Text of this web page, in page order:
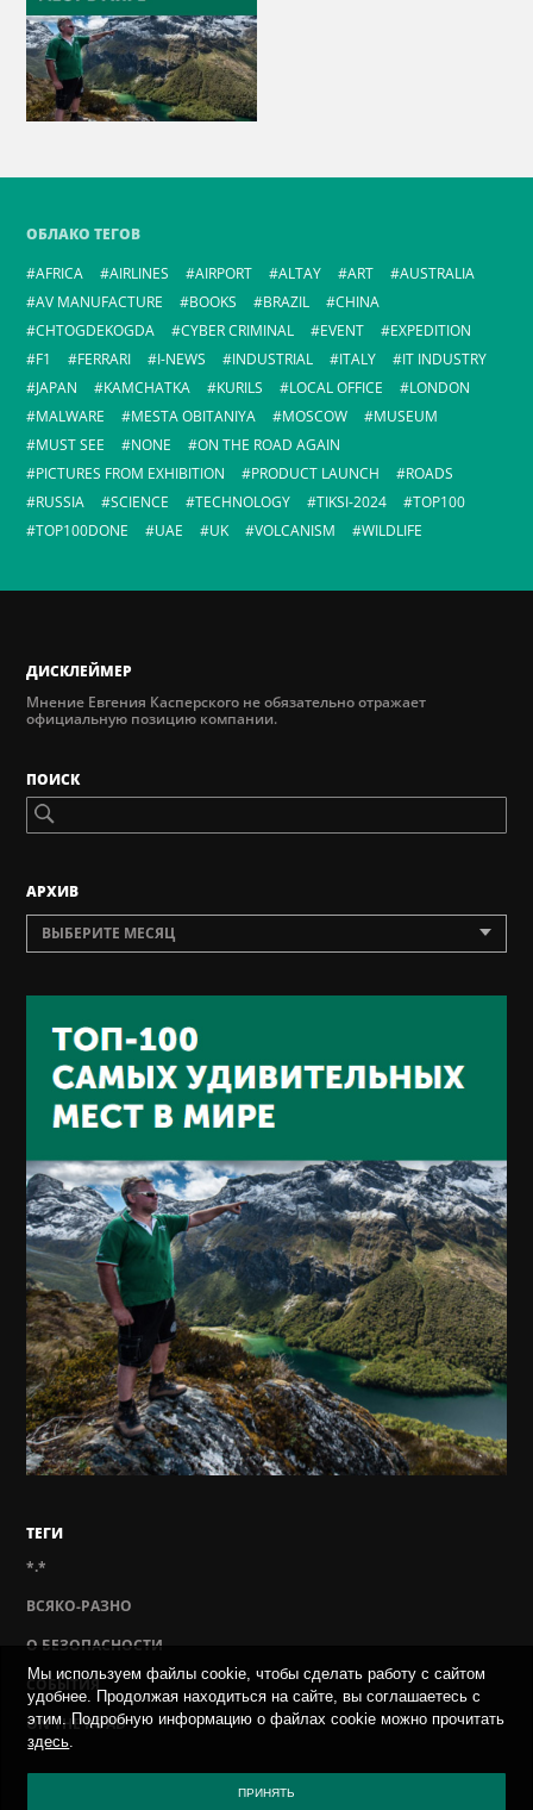
ОБЛАКО ТЕГОВ
AFRICA
AIRLINES AIRPORT ALTAY ART
AUSTRALIA
AV MANUFACTURE
BOOKS BRAZIL
CHINA
CHTOGDEKOGDA
CYBER CRIMINAL EVENT
EXPEDITION
F1
FERRARI I-NEWS INDUSTRIAL ITALY
IT INDUSTRY
JAPAN
KAMCHATKA KURILS LOCAL OFFICE
LONDON
MALWARE
MESTA OBITANIYA MOSCOW
MUSEUM
MUST SEE
NONE
ON THE ROAD AGAIN
PICTURES FROM EXHIBITION
PRODUCT LAUNCH
ROADS
RUSSIA
SCIENCE TECHNOLOGY TIKSI-2024
TOP100
TOP100DONE
UAE UK VOLCANISM WILDLIFE
ДИСКЛЕЙМЕР
Мнение Евгения Касперского не обязательно отражает
официальную позицию компании.
ПОИСК
AРХИВ
ВЫБЕРИТЕ МЕСЯЦ
ТЕГИ
*.*
ВСЯКО-РАЗНО
О БЕЗОПАСНОСТИ
СОБЫТИЯ
ON THE ROAD
ПОЛИТИКА КОНФИДЕНЦИАЛЬНОСТИ
Мы используем файлы cookie, чтобы сделать работу с сайтом
удобнее. Продолжая находиться на сайте, вы соглашаетесь с
этим. Подробную информацию о файлах cookie можно прочитать
здесь.
ПРИНЯТЬ